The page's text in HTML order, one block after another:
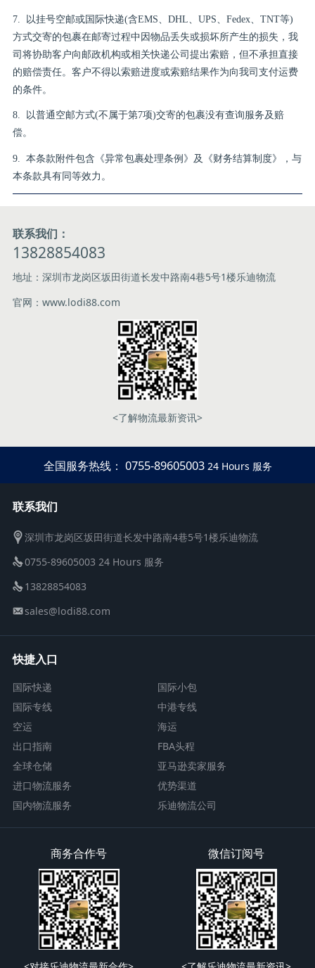
7. 以挂号空邮或国际快递(含EMS、DHL、UPS、Fedex、TNT等)
方式交寄的包裹在邮寄过程中因物品丢失或损坏所产生的损失，我
司将协助客户向邮政机构或相关快递公司提出索赔，但不承担直接
的赔偿责任。客户不得以索赔进度或索赔结果作为向我司支付运费
的条件。
8. 以普通空邮方式(不属于第7项)交寄的包裹没有查询服务及赔
偿。
9. 本条款附件包含《异常包裹处理条例》及《财务结算制度》，与
本条款具有同等效力。
联系我们：
13828854083
地址：深圳市龙岗区坂田街道长发中路南4巷5号1楼乐迪物流
官网：www.lodi88.com
<了解物流最新资讯>
全国服务热线： 0755-89605003 24 Hours 服务
联系我们
深圳市龙岗区坂田街道长发中路南4巷5号1楼乐迪物流
0755-89605003 24 Hours 服务
13828854083
sales@lodi88.com
快捷入口
国际快递
国际小包
国际专线
中港专线
空运
海运
出口指南
FBA头程
全球仓储
亚马逊卖家服务
进口物流服务
优势渠道
国内物流服务
乐迪物流公司
商务合作号 微信订阅号